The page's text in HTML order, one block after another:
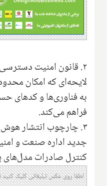
لایحه‌ای که امکان
به فناوری‌ها و کدهای
فراهم می‌کند.
۳. چارچوب انتشار
کنترل صادرات
لطفا روی عکس تبلیغاتی کلیک کنید